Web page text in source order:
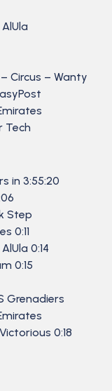
Circus – Wanty
Tech
in 3:55:20
Step
0:11
0:14
0:15
Grenadiers
0:18